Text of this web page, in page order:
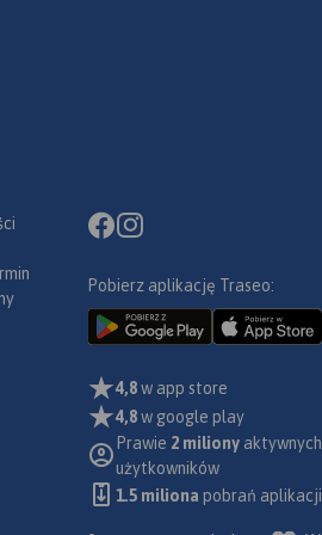
Pobierz aplikację Traseo:
4,8w app store
4,8w google play
Prawie 2 miliony aktywnych
użytkowników
1.5 miliona pobrań aplikacji